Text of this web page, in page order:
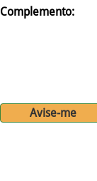
Complemento:
Avise-me